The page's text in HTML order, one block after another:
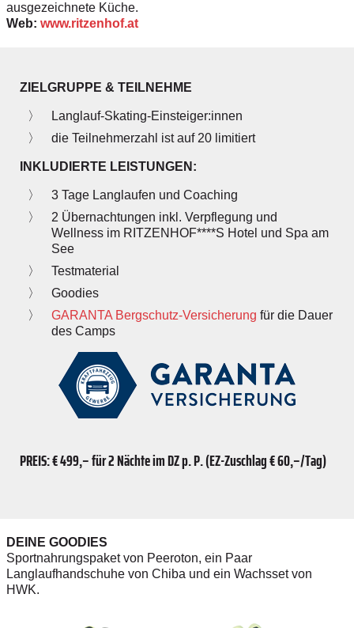
ausgezeichnete Küche.
Web: www.ritzenhof.at
ZIELGRUPPE & TEILNEHME
Langlauf-Skating-Einsteiger:innen
die Teilnehmerzahl ­ist auf 20 limitiert
INKLUDIERTE LEISTUNGEN:
3 Tage Langlaufen und Coaching
2 Über­nachtungen inkl. Verpflegung und
Wellness im RITZENHOF****S Hotel und Spa am
See
Testmaterial
Goodies
GARANTA Bergschutz-Versicherung für die Dauer
des Camps
PREIS: € 499,– für 2 Nächte im DZ p. P. (EZ-Zuschlag € 60,–/Tag)
DEINE GOODIES
Sportnahrungspaket von Peeroton, ein Paar
Langlaufhandschuhe von Chiba und ein Wachsset von
HWK.